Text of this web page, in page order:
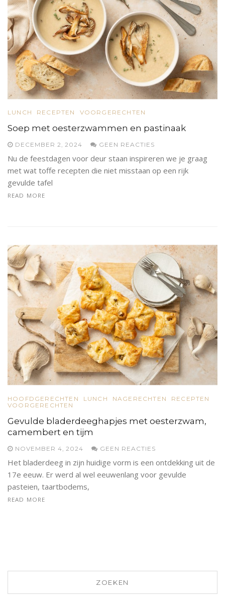
LUNCH RECEPTEN VOORGERECHTEN
Soep met oesterzwammen en pastinaak
DECEMBER 2, 2024 GEEN REACTIES
Nu de feestdagen voor deur staan inspireren we je graag
met wat toffe recepten die niet misstaan op een rijk
gevulde tafel
READ MORE
HOOFDGERECHTEN LUNCH NAGERECHTEN
RECEPTEN
VOORGERECHTEN
Gevulde bladerdeeghapjes met oesterzwam,
camembert en tijm
NOVEMBER 4, 2024 GEEN REACTIES
Het bladerdeeg in zijn huidige vorm is een ontdekking uit de
17e eeuw. Er werd al wel eeuwenlang voor gevulde
pasteien, taartbodems,
READ MORE
ZOEKEN